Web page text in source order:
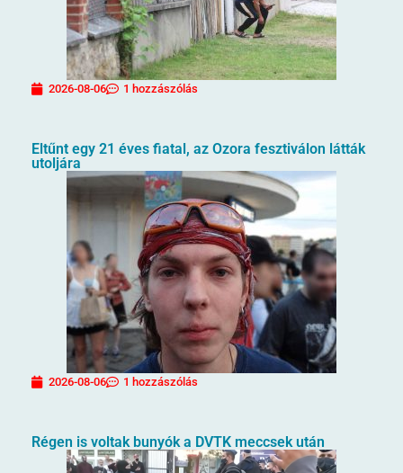
2026-08-06 1 hozzászólás
Eltűnt egy 21 éves fiatal, az Ozora fesztiválon látták
utoljára
2026-08-06 1 hozzászólás
Régen is voltak bunyók a DVTK meccsek után